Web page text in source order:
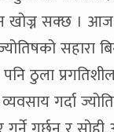
खोज्न सक्छ ।
सहारा
ठुला
व्यवसाय गर्दा